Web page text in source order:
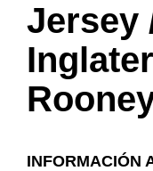
Jersey
INFORMACIÓN